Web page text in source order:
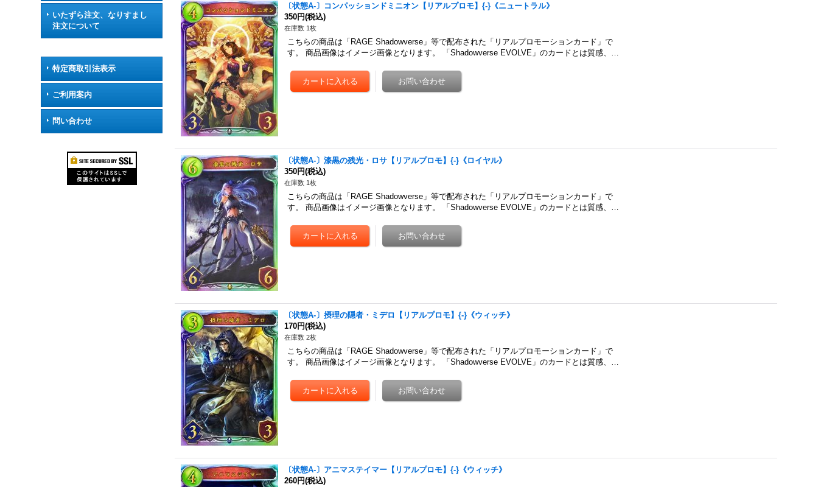
いたずら注文、なりすまし
注文について
特定商取引法表示
ご利用案内
問い合わせ
〔状態A-〕コンパッションドミニオン【リアルプロモ】{-}《ニュートラル》
350円(税込)
在庫数 1枚
こちらの商品は「RAGE Shadowverse」等で配布された「リアルプロモーションカード」で
す。 商品画像はイメージ画像となります。 「Shadowverse EVOLVE」のカードとは質感、…
〔状態A-〕漆黒の残光・ロサ【リアルプロモ】{-}《ロイヤル》
350円(税込)
在庫数 1枚
こちらの商品は「RAGE Shadowverse」等で配布された「リアルプロモーションカード」で
す。 商品画像はイメージ画像となります。 「Shadowverse EVOLVE」のカードとは質感、…
〔状態A-〕摂理の隠者・ミデロ【リアルプロモ】{-}《ウィッチ》
170円(税込)
在庫数 2枚
こちらの商品は「RAGE Shadowverse」等で配布された「リアルプロモーションカード」で
す。 商品画像はイメージ画像となります。 「Shadowverse EVOLVE」のカードとは質感、…
〔状態A-〕アニマステイマー【リアルプロモ】{-}《ウィッチ》
260円(税込)